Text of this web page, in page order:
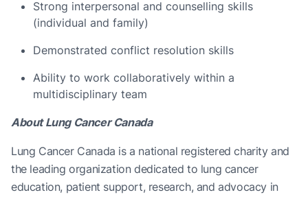
Strong interpersonal and counselling skills
(individual and family)
Demonstrated conflict resolution skills
Ability to work collaboratively within a
multidisciplinary team
About Lung Cancer Canada
Lung Cancer Canada is a national registered charity and
the leading organization dedicated to lung cancer
education, patient support, research, and advocacy in